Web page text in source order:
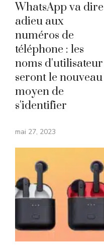
WhatsApp va dire
adieu aux
numéros de
téléphone : les
noms d'utilisateur
seront le nouveau
moyen de
s'identifier
mai 27, 2023